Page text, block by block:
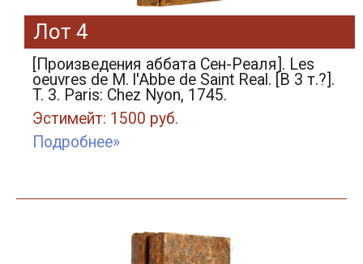
Лот 4
[Произведения аббата Сен-Реаля]. Les
oeuvres de M. l'Abbe de Saint Real. [В 3 т.?].
T. 3. Paris: Chez Nyon, 1745.
Эстимейт: 1500 руб.
Подробнее»